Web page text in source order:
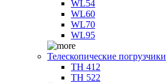
WL54
WL60
WL70
WL95
Телескопические погрузчики
TH 412
TH 522